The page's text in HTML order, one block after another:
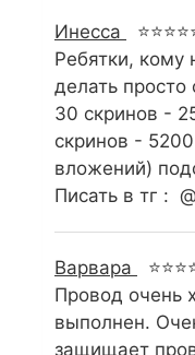
Инесса
Ребятки, кому
делать
30 скринов -
скринов -
вложений)
Писать в тг :
Варвара
Провод очень
выполнен.
защищает